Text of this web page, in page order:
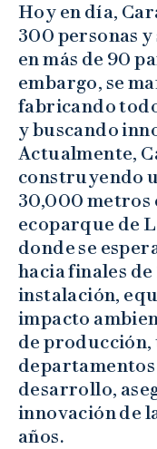
Hoy en día,
300 personas
en más de 90
embargo, se
fabricando
y buscando
Actualmente,
construyendo
30,000 metros
ecoparque de
donde se
hacia finales
instalación,
impacto
de producción,
desarrollo,
innovación de
años.